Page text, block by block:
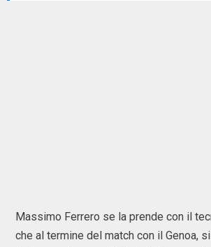
Massimo Ferrero se la prende con il
che al termine del match con il Genoa,